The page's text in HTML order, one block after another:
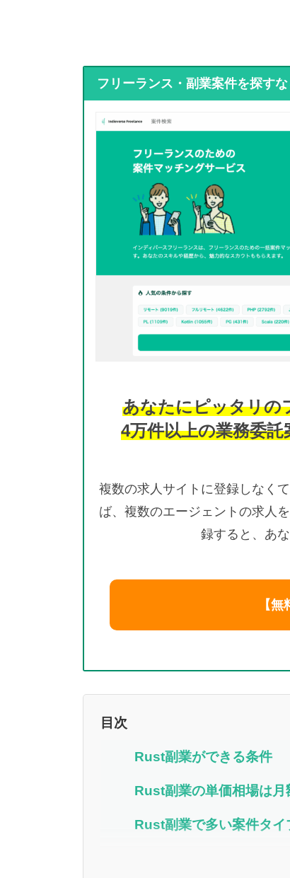
フリーランス・副業案件を探す
あなたにピッタリの
4万件以上の業務委
複数の求人サイトに登録しなく
ば、複数のエージェントの求人
録すると、あ
【
目次
Rust副業ができる条件
Rust副業の単価相場は月
Rust副業で多い案件タイ